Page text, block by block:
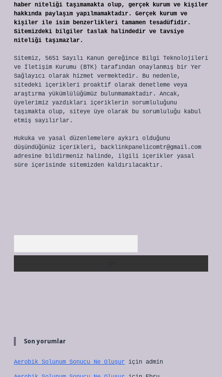
haber niteliği taşımamakta olup, gerçek kurum ve kişiler
hakkında paylaşım yapılmamaktadır. Gerçek kurum ve
kişiler ile isim benzerlikleri tamamen tesadüfidir.
Sitemizdeki bilgiler taslak halindedir ve tavsiye
niteliği taşımazlar.
Sitemiz, 5651 Sayılı Kanun gereğince Bilgi Teknolojileri
ve İletişim Kurumu (BTK) tarafından onaylanmış bir Yer
Sağlayıcı olarak hizmet vermektedir. Bu nedenle,
sitedeki içerikleri proaktif olarak denetleme veya
araştırma yükümlülüğümüz bulunmamaktadır. Ancak,
üyelerimiz yazdıkları içeriklerin sorumluluğunu
taşımakta olup, siteye üye olarak bu sorumluluğu kabul
etmiş sayılırlar.
Hukuka ve yasal düzenlemelere aykırı olduğunu
düşündüğünüz içerikleri, backlinkpanelicomtr@gmail.com
adresine bildirmeniz halinde, ilgili içerikler yasal
süre içerisinde sitemizden kaldırılacaktır.
Son yorumlar
Aerobik Solunum Sonucu Ne Oluşur için admin